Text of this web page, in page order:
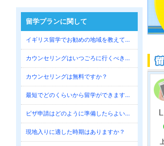
留学プランに関して
イギリス留学でお勧めの地域を教えてください。
カウンセリングはいつごろに行くべきですか？
カウンセリングは無料ですか？
最短でどのくらいから留学ができますか？
ビザ申請はどのように準備したらよいですか？
現地入りに適した時期はありますか？